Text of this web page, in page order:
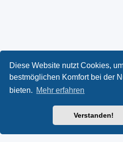
Diese Website nutzt Cookies,
bestmöglichen Komfort bei der
bieten. Mehr erfahren
Verstanden!